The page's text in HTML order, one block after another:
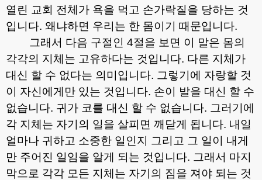
열린 교회 전체가 욕을 먹고 손가락질을 당하는 것
입니다. 왜냐하면 우리는 한 몸이기 때문입니다.
그래서 다음 구절인 4절을 보면 이 말은 몸의
각각의 지체는 고유하다는 것입니다. 다른 지체가
대신 할 수 없다는 의미입니다. 그렇기에 자랑할 것
이 자신에게만 있는 것입니다. 손이 발을 대신 할 수
없습니다. 귀가 코를 대신 할 수 없습니다. 그러기에
각 지체는 자기의 일을 살피면 깨닫게 됩니다. 내일
얼마나 귀하고 소중한 일인지 그리고 그 일이 내게
만 주어진 일임을 알게 되는 것입니다. 그래서 마지
막으로 각각 모든 지체는 자기의 짐을 져야 되는 것